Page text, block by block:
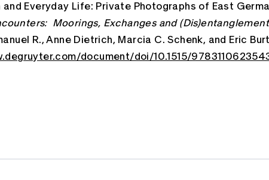
Everyday Life: Private Photographs of East
Moorings, Exchanges and
R., Anne Dietrich, Marcia C. Schenk, and Eric
document/doi/10.1515/